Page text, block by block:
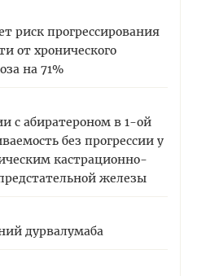
риск прогрессирования
от хронического
на 71%
с абиратероном в 1-ой
без прогрессии у
кастрационно-
железы
дурвалумаба